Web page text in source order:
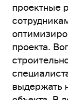
проектные
проекта.
выдержать